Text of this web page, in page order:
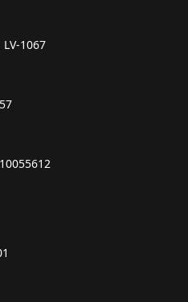
1067